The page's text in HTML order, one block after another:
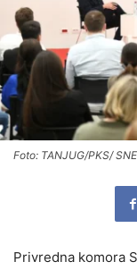
Foto: TANJUG/PKS/
Privredna komora